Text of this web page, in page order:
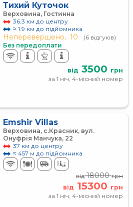
Тихий Куточок
Верховина, Гостинна
36.3 км до центру
≈ 1.9 км до підйомника
Неперевершено, 10
(6 відгуків)
Без передоплати
від 3500 грн
за 1 ніч, 4-місний номер
Emshir Villas
Верховина, с.Красник, вул.
Онуфрія Манчука, 22
37 км до центру
≈ 457 м до підйомника
від18000грн
від 15300 грн
за 1 ніч, 4-місний номер